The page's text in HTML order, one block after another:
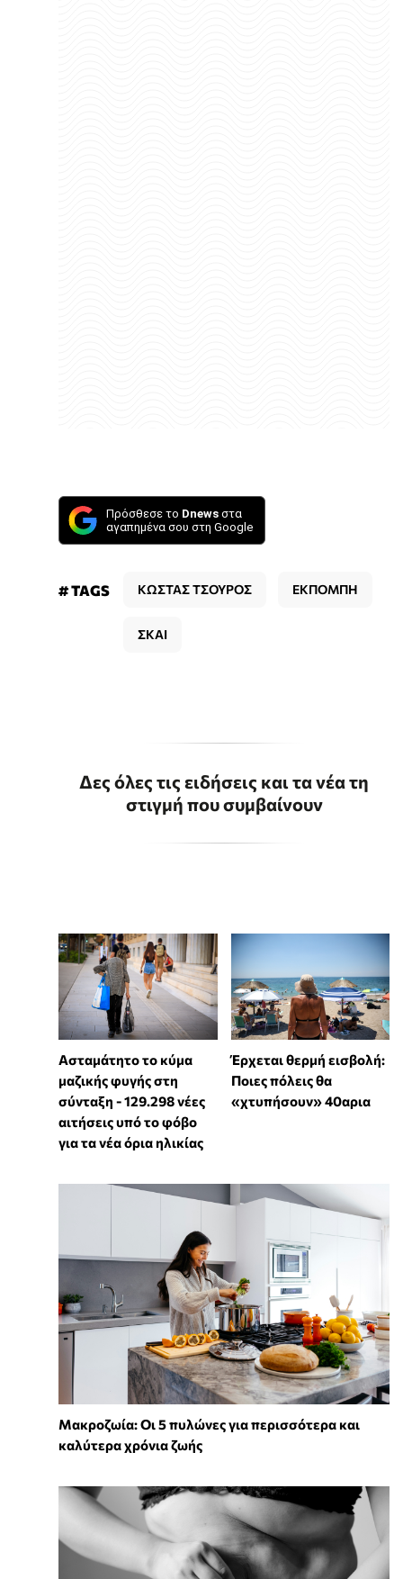
Πρόσθεσε το Dnews στα
αγαπημένα σου στη Google
# TAGS ΚΩΣΤΑΣ ΤΣΟΥΡΟΣ ΕΚΠΟΜΠΗ
ΣΚΑΙ
Δες όλες τις ειδήσεις και τα νέα τη
στιγμή που συμβαίνουν
Ασταμάτητο το κύμα
μαζικής φυγής στη
σύνταξη - 129.298 νέες
αιτήσεις υπό το φόβο
για τα νέα όρια ηλικίας
Έρχεται θερμή εισβολή:
Ποιες πόλεις θα
«χτυπήσουν» 40αρια
Mακροζωία: Οι 5 πυλώνες για περισσότερα και
καλύτερα χρόνια ζωής